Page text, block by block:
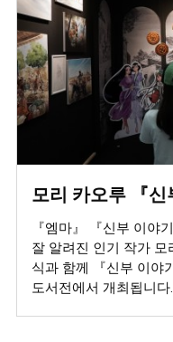
모리 카오루 『
『엠마』 『신부 이야
잘 알려진 인기 작가
식과 함께 『신부 이야
도서전에서 개최됩니다.